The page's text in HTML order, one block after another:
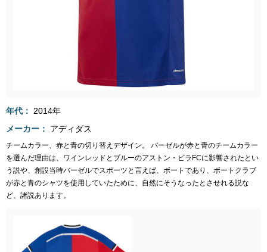
年代
2014年
メーカー
アディダス
チームカラー、赤と青の切り替えデザイン。 バーゼルが赤と青のチームカラー
を選んだ理由は、ワインレッドとブルーのアストン・ビラFCに影響されたとい
う説や、創設当時バーゼルでスポーツと言えば、ボートであり、ボートクラブ
が赤と青のシャツを使用していたために、自然にそうなったとさせれる説な
ど、諸説あります。